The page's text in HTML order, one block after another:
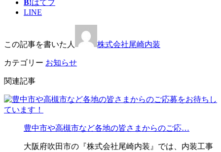
B!はてブ
LINE
この記事を書いた人 株式会社尾崎内装
カテゴリー お知らせ
関連記事
豊中市や高槻市など各地の皆さまからのご応…
大阪府吹田市の『株式会社尾崎内装』では、内装工事